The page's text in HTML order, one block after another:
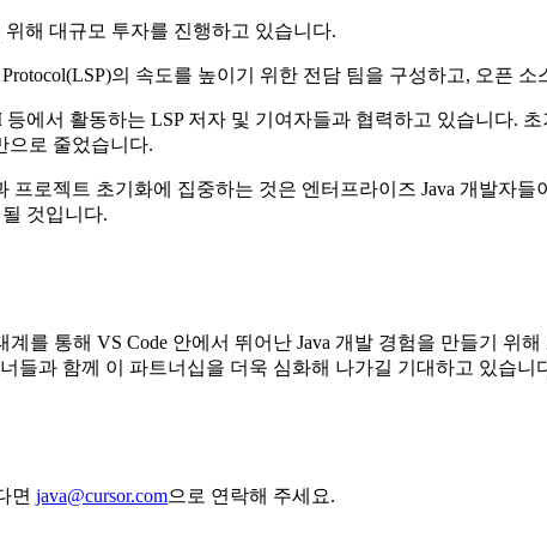
위해 대규모 투자를 진행하고 있습니다.
Protocol(LSP)의 속도를 높이기 위한 전담 팀을 구성하고, 오픈
등에서 활동하는 LSP 저자 및 기여자들과 협력하고 있습니다.
으로 줄었습니다.
프로젝트 초기화에 집중하는 것은 엔터프라이즈 Java 개발자
것입니다.
계를 통해 VS Code 안에서 뛰어난 Java 개발 경험을 만들기
들과 함께 이 파트너십을 더욱 심화해 나가길 기대하고 있습니
면 java@cursor.com으로 연락해 주세요.